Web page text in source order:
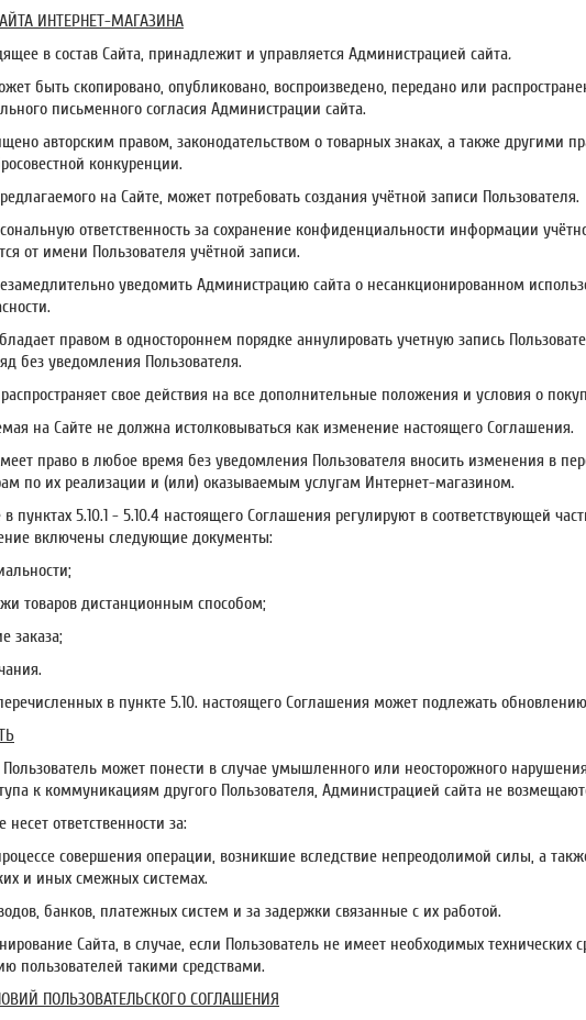
ИНТЕРНЕТ-МАГАЗИНА
в состав Сайта, принадлежит и управляется Администрацией сайта.
быть скопировано, опубликовано, воспроизведено, передано или
письменного согласия Администрации сайта.
авторским правом, законодательством о товарных знаках, а также другими
конкуренции.
на Сайте, может потребовать создания учётной записи Пользователя.
ответственность за сохранение конфиденциальности информации
от имени Пользователя учётной записи.
уведомить Администрацию сайта о несанкционированном
правом в одностороннем порядке аннулировать учетную запись
без уведомления Пользователя.
свое действия на все дополнительные положения и условия о
на Сайте не должна истолковываться как изменение настоящего Соглашения.
право в любое время без уведомления Пользователя вносить изменения в
по их реализации и (или) оказываемым услугам Интернет-магазином.
пунктах 5.10.1 - 5.10.4 настоящего Соглашения регулируют в соответствующей
включены следующие документы:
товаров дистанционным способом;
заказа;
в пункте 5.10. настоящего Соглашения может подлежать
может понести в случае умышленного или неосторожного
к коммуникациям другого Пользователя, Администрацией сайта не
ответственности за:
совершения операции, возникшие вследствие непреодолимой силы, а
и иных смежных системах.
банков, платежных систем и за задержки связанные с их работой.
Сайта, в случае, если Пользователь не имеет необходимых технических
пользователей такими средствами.
ПОЛЬЗОВАТЕЛЬСКОГО СОГЛАШЕНИЯ